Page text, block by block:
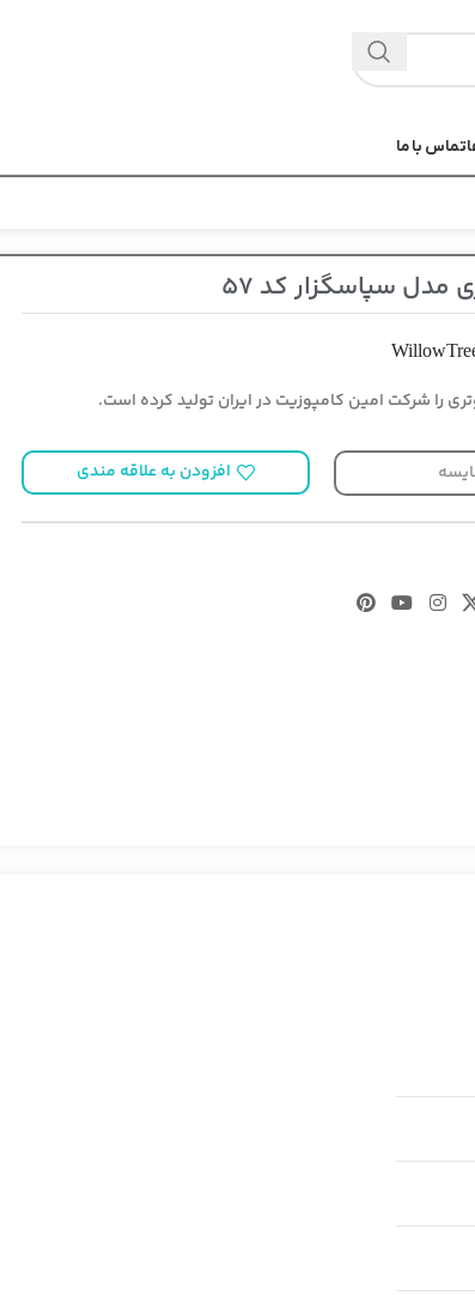
تماس با ما
مدل سپاسگزار کد 57
را شرکت امین کامپوزیت در ایران تولید کرده است.
افزودن به علاقه مندی